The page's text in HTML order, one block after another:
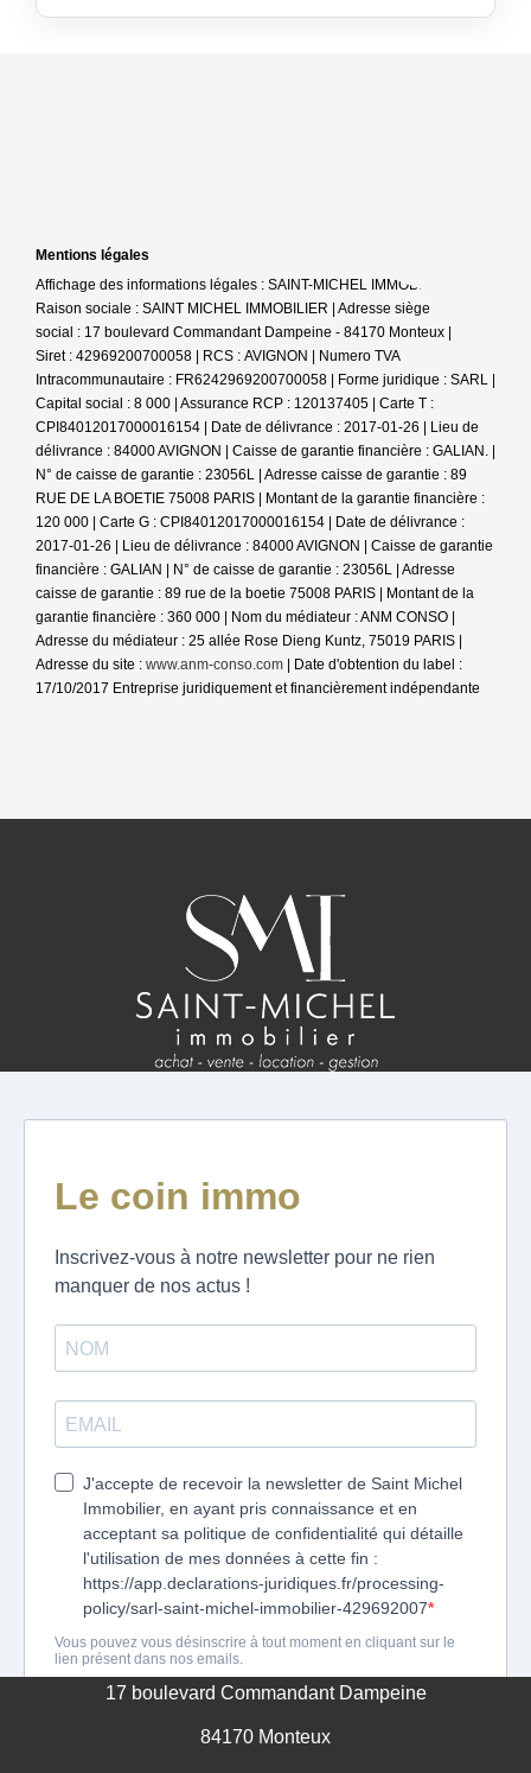
Mentions légales
Affichage des informations légales : SAINT-MICHEL IMMOBILIER |
Raison sociale : SAINT MICHEL IMMOBILIER | Adresse siège
social : 17 boulevard Commandant Dampeine - 84170 Monteux |
Siret : 42969200700058 | RCS : AVIGNON | Numero TVA
Intracommunautaire : FR6242969200700058 | Forme juridique : SARL |
Capital social : 8 000 | Assurance RCP : 120137405 | Carte T :
CPI84012017000016154 | Date de délivrance : 2017-01-26 | Lieu de
délivrance : 84000 AVIGNON | Caisse de garantie financière : GALIAN. |
N° de caisse de garantie : 23056L | Adresse caisse de garantie : 89
RUE DE LA BOETIE 75008 PARIS | Montant de la garantie financière :
120 000 | Carte G : CPI84012017000016154 | Date de délivrance :
2017-01-26 | Lieu de délivrance : 84000 AVIGNON | Caisse de garantie
financière : GALIAN | N° de caisse de garantie : 23056L | Adresse
caisse de garantie : 89 rue de la boetie 75008 PARIS | Montant de la
garantie financière : 360 000 | Nom du médiateur : ANM CONSO |
Adresse du médiateur : 25 allée Rose Dieng Kuntz, 75019 PARIS |
Adresse du site : www.anm-conso.com | Date d'obtention du label :
17/10/2017 Entreprise juridiquement et financièrement indépendante
17 boulevard Commandant Dampeine
84170 Monteux